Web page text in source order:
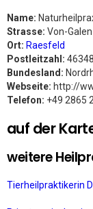
Name:
Strasse: Von-
Ort: Raesfeld
Postleitzahl: 46348
Bundesland:
Webseite: http://
Telefon: +49 2865
auf der
weitere
Tierheilpraktikerin